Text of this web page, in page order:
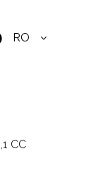
RO
CC